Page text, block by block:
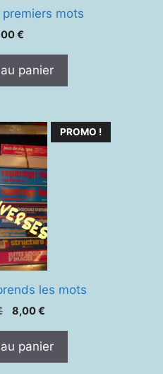
mots
€
panier
PROMO !
les mots
Le
était :
8,00€
est :
panier